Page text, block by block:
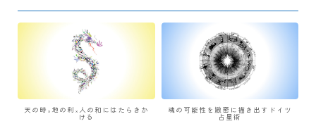
天の時×地の利×人の和にはたらきか
ける
魂の可能性を緻密に描き出すドイツ
占星術